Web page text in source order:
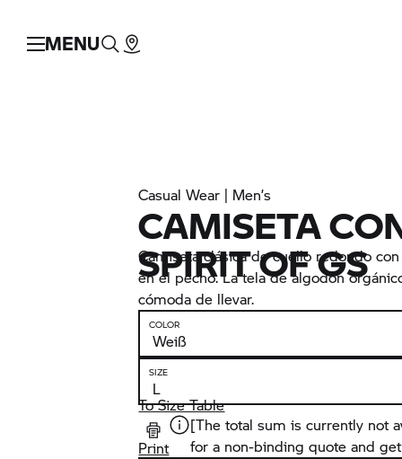
MENU
Casual Wear | Men’s
CAMISETA
SPIRIT OF GS
Camiseta clásica de cuello redondo
en el pecho. La tela de algodón
cómoda de llevar.
COLOR
SIZE
To Size Table
Print
[The total sum is currently not
for a non-binding quote and